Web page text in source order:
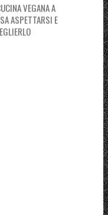
VEGANA A
ASPETTARSI E